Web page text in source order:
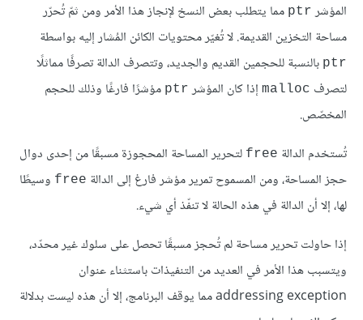
المؤشر ptr مما يتطلب بعض النسخ لإنجاز هذا الأمر ومن ثمّ تُحرّر
مساحة التخزين القديمة. لا تُغيّر محتويات الكائن المُشار إليه بواسطة
ptr بالنسبة للحجمين القديم والجديد، وتتصرف الدالة تصرفًا مماثلًا
لتصرف malloc إذا كان المؤشر ptr مؤشرًا فارغًا وذلك للحجم
المخصّص.
تُستخدم الدالة free لتحرير المساحة المحجوزة مسبقًا من إحدى دوال
حجز المساحة، ومن المسموح تمرير مؤشر فارغ إلى الدالة free وسيطًا
لها، إلا أن الدالة في هذه الحالة لا تنفّذ أي شيء.
إذا حاولت تحرير مساحة لم تُحجز مسبقًا تحصل على سلوك غير محدّد،
ويتسبب هذا الأمر في العديد من التنفيذات باستثناء عنوان
addressing exception مما يوقف البرنامج، إلا أن هذه ليست بدلالة